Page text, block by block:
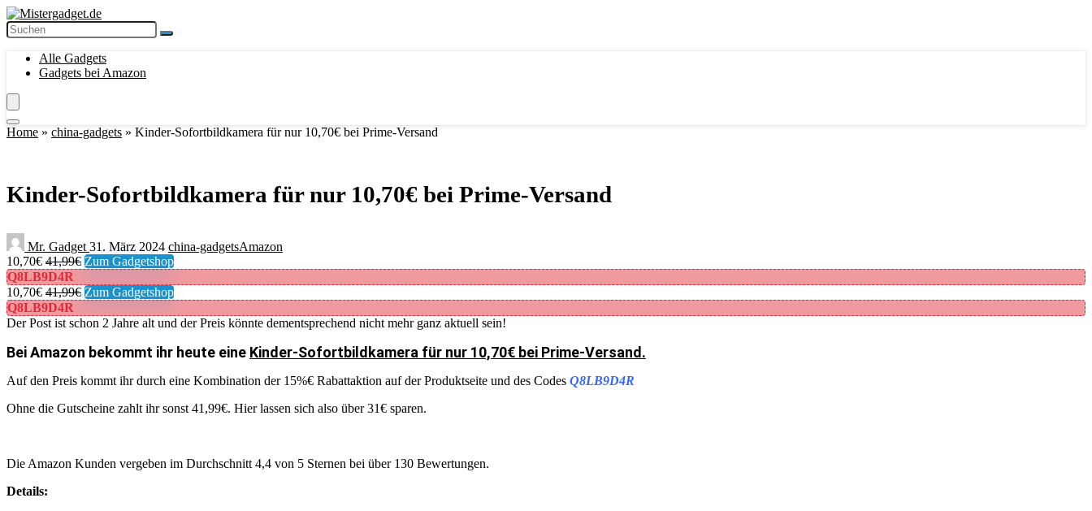
Alle Gadgets
Gadgets bei Amazon
Home » china-gadgets » Kinder-Sofortbildkamera für nur 10,70€ bei Prime-Versand
Kinder-Sofortbildkamera für nur 10,70€ bei Prime-Versand
Mr. Gadget 31. März 2024 china-gadgetsAmazon
10,70€ 41,99€ Zum Gadgetshop
Q8LB9D4R
10,70€ 41,99€ Zum Gadgetshop
Q8LB9D4R
Der Post ist schon 2 Jahre alt und der Preis könnte dementsprechend nicht mehr ganz aktuell sein!
Bei Amazon bekommt ihr heute eine Kinder-Sofortbildkamera für nur 10,70€ bei Prime-Versand.
Auf den Preis kommt ihr durch eine Kombination der 15%€ Rabattaktion auf der Produktseite und des Codes Q8LB9D4R
Ohne die Gutscheine zahlt ihr sonst 41,99€. Hier lassen sich also über 31€ sparen.
Die Amazon Kunden vergeben im Durchschnitt 4,4 von 5 Sternen bei über 130 Bewertungen.
Details: